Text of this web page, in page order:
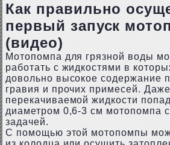
Как правильно
первый запуск
(видео)
Мотопомпа для грязной воды
работать с жидкостями в
довольно высокое содержание
гравия и прочих примесей.
перекачиваемой жидкости
диаметром 0,6-3 см мотопомпа
задачей.
С помощью этой мотопомпы